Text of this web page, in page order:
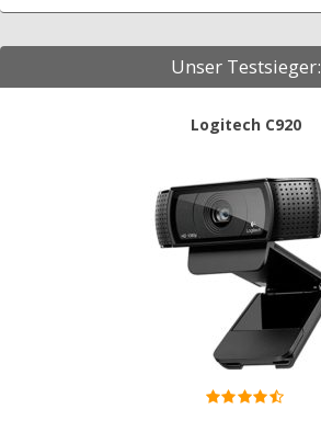
Unser Testsieger:
Logitech C920